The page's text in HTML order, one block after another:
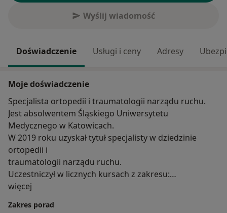
Wyślij wiadomość
Doświadczenie Usługi i ceny Adresy
Moje doświadczenie
Specjalista ortopedii i traumatologii narządu ruchu.
Jest absolwentem Śląskiego Uniwersytetu
Medycznego w Katowicach.
W 2019 roku uzyskał tytuł specjalisty w dziedzinie
ortopedii i
traumatologii narządu ruchu.
Uczestniczył w licznych kursach z zakresu:
Traumatologia
Artroskopia stawu kolanowego.
więcej
Zakres porad